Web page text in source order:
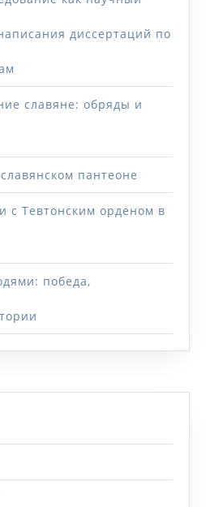
диссертаций по
славяне: обряды и
пантеоне
с Тевтонским орденом в
победа,